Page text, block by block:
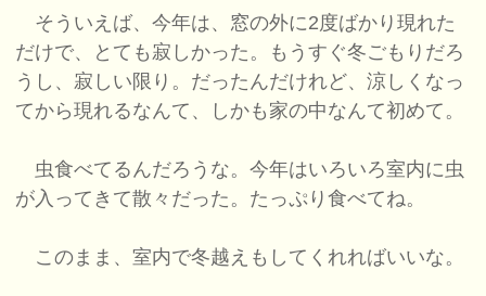
そういえば、今年は、窓の外に2度ばかり現れた
だけで、とても寂しかった。もうすぐ冬ごもりだろ
うし、寂しい限り。だったんだけれど、涼しくなっ
てから現れるなんて、しかも家の中なんて初めて。
虫食べてるんだろうな。今年はいろいろ室内に虫
が入ってきて散々だった。たっぷり食べてね。
このまま、室内で冬越えもしてくれればいいな。